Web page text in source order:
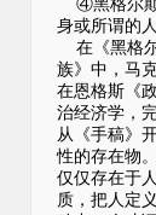
身或所谓的
在《黑格
族》中，马
在恩格斯《
治经济学，
从《手稿》
性的存在物
仅仅存在于
质，把人定